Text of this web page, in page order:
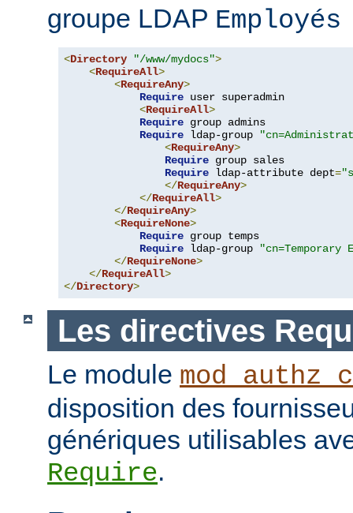
groupe LDAP
<Directory "/www/mydocs">
<RequireAll>
<RequireAny>
Require user superadmin
<RequireAll>
Require group admins
Require ldap-group
<RequireAny>
Require group sales
Require ldap-attribute dept=
</RequireAny>
</RequireAll>
</RequireAny>
<RequireNone>
Require group temps
Require ldap-group
"cn=Temporary
</RequireNone>
</RequireAll>
</Directory>
Les directives
Le module
disposition des
génériques utilisables
Require.